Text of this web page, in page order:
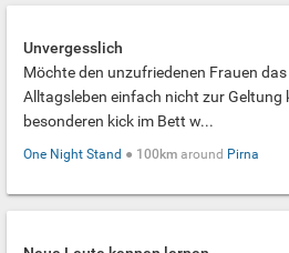
Unvergesslich
Möchte den unzufriedenen Frauen
Alltagsleben einfach nicht zur Geltung
besonderen kick im Bett w...
One Night Stand ● 100km around Pirna